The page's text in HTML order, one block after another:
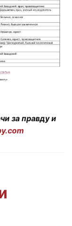
за правду и